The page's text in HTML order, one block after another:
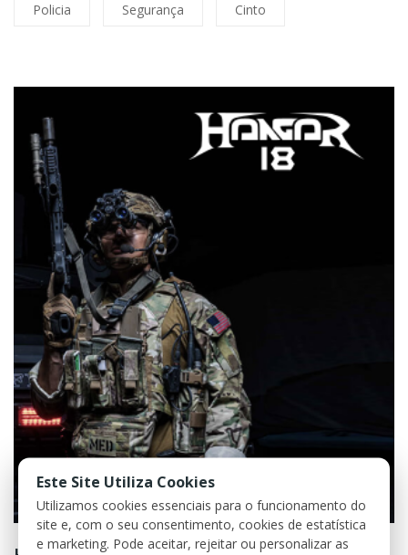
Policia Segurança Cinto
Este Site Utiliza Cookies
Utilizamos cookies essenciais para o funcionamento do
site e, com o seu consentimento, cookies de estatística
e marketing. Pode aceitar, rejeitar ou personalizar as